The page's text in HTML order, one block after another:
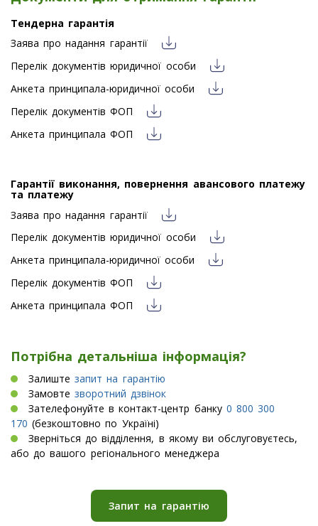
Тендерна гарантія
Заява про надання гарантії
Перелік документів юридичної особи
Анкета принципала-юридичної особи
Перелік документів ФОП
Анкета принципала ФОП
Гарантії виконання, повернення авансового платежу
та платежу
Заява про надання гарантії
Перелік документів юридичної особи
Анкета принципала-юридичної особи
Перелік документів ФОП
Анкета принципала ФОП
Потрібна детальніша інформація?
Залиштезапит на гарантію
Замовтезворотний дзвінок
Зателефонуйте в контакт-центр банку 0 800 300
170 (безкоштовно по Україні)
Зверніться до відділення, в якому ви обслуговуєтесь,
або до вашого регіонального менеджера
Запит на гарантію